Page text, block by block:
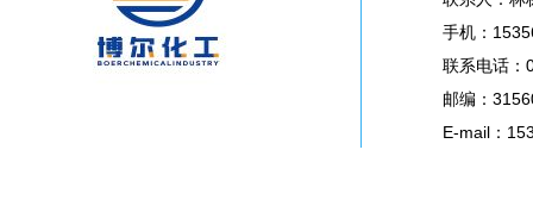
公司产品
新闻资讯
联系我们
手机：
联系电话
邮编：
E-mail：